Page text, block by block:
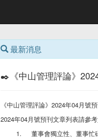
最新消息
✒️《中山管理評論》
《中山管理評論》 2024年04月號
2024年04月號預刊文章列表請參
1. 董事會獨立性、董事忙